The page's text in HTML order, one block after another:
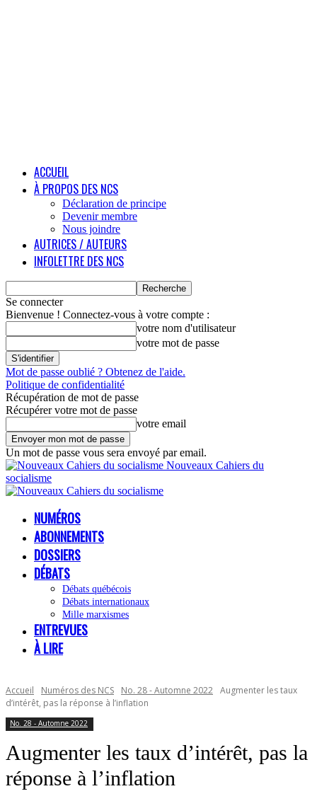
ACCUEIL
À PROPOS DES NCS
Déclaration de principe
Devenir membre
Nous joindre
AUTRICES / AUTEURS
INFOLETTRE DES NCS
Se connecter
Bienvenue ! Connectez-vous à votre compte :
votre nom d'utilisateur
votre mot de passe
Mot de passe oublié ? Obtenez de l'aide.
Politique de confidentialité
Récupération de mot de passe
Récupérer votre mot de passe
votre email
Un mot de passe vous sera envoyé par email.
Nouveaux Cahiers du
socialisme
NUMÉROS
ABONNEMENTS
DOSSIERS
DÉBATS
Débats québécois
Débats internationaux
Mille marxismes
ENTREVUES
À LIRE
Accueil Numéros des NCS No. 28 - Automne 2022 Augmenter les taux
d’intérêt, pas la réponse à l’inflation
No. 28 - Automne 2022
Augmenter les taux d’intérêt, pas la
réponse à l’inflation